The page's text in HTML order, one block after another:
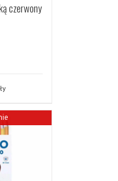
czerwony